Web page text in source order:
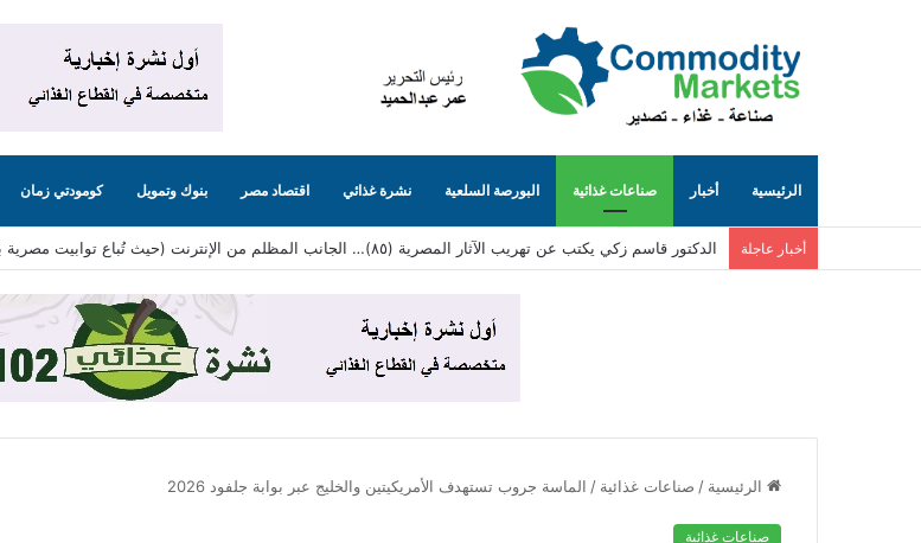
الرئيسية أخبار صناعات غذائية البورصة السلعية نشرة غذائي اقتصاد مصر بنوك وتمويل كومودتي زمان
أخبار عاجلة الدكتور قاسم زكي يكتب عن تهريب الآثار المصرية (٨٥)… الجانب المظلم من الإنترنت (حيث تُباع توابيت مصرية بلا حسيب ولا رقيب)
الرئيسية / صناعات غذائية / الماسة جروب تستهدف الأمريكيتين والخليج عبر بوابة جلفود 2026
صناعات غذائية